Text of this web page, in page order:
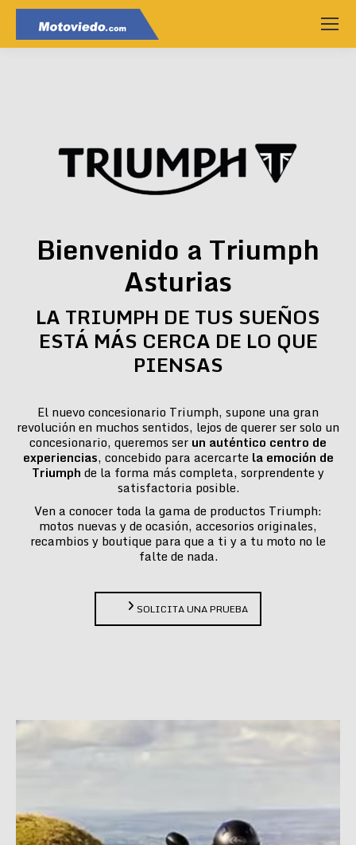
Bienvenido a Triumph
Asturias
LA TRIUMPH DE TUS SUEÑOS
ESTÁ MÁS CERCA DE LO QUE
PIENSAS
El nuevo concesionario Triumph, supone una gran
revolución en muchos sentidos, lejos de querer ser solo un
concesionario, queremos ser un auténtico centro de
experiencias, concebido para acercarte la emoción de
Triumph de la forma más completa, sorprendente y
satisfactoria posible.
Ven a conocer toda la gama de productos Triumph:
motos nuevas y de ocasión, accesorios originales,
recambios y boutique para que a ti y a tu moto no le
falte de nada.
SOLICITA UNA PRUEBA